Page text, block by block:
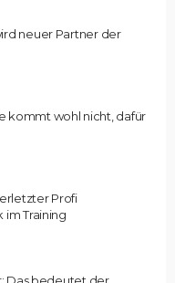
neuer Partner der
kommt wohl nicht, dafür
Profi
im Training
Das bedeutet der